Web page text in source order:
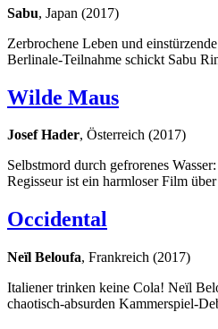
Sabu, Japan (2017)
Zerbrochene Leben und
Berlinale-Teilnahme schickt Sabu
Wilde Maus
Josef Hader, Österreich (2017)
Selbstmord durch gefrorenes
Regisseur ist ein harmloser Film
Occidental
Neïl Beloufa, Frankreich (2017)
Italiener trinken keine Cola! Neïl
chaotisch-absurden Kammerspiel-